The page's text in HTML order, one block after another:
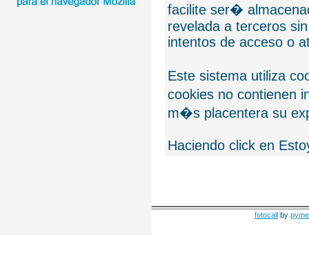
facilite ser�
revelada a terceros
intentos de acceso o
Este sistema utiliza
cookies no contienen
m�s placentera su
Haciendo click en
fotocall by